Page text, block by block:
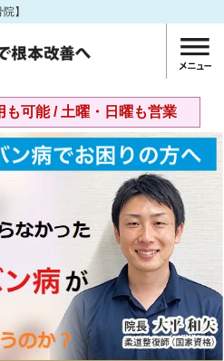
】
可能 / 土曜・日曜も営業